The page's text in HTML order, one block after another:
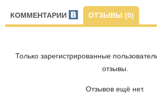
КОММЕНТАРИИ ОТЗЫВЫ (0)
Только зарегистрированные
отзывы.
Отзывов ещё нет.